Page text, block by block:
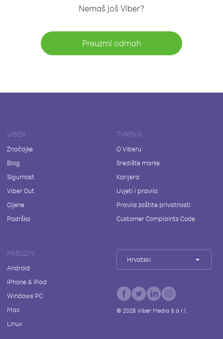
Nemaš još Viber?
Preuzmi odmah
VIBER
Značajke
Blog
Sigurnost
Viber Out
Cijene
Podrška
TVRTKA
O Viberu
Središte marke
Karijera
Uvjeti i pravila
Pravila zaštite privatnosti
Customer Complaints Code
PREUZMI
Android
iPhone & iPad
Windows PC
Mac
Linux
Hrvatski
© 2026Viber Media S.à r.l.